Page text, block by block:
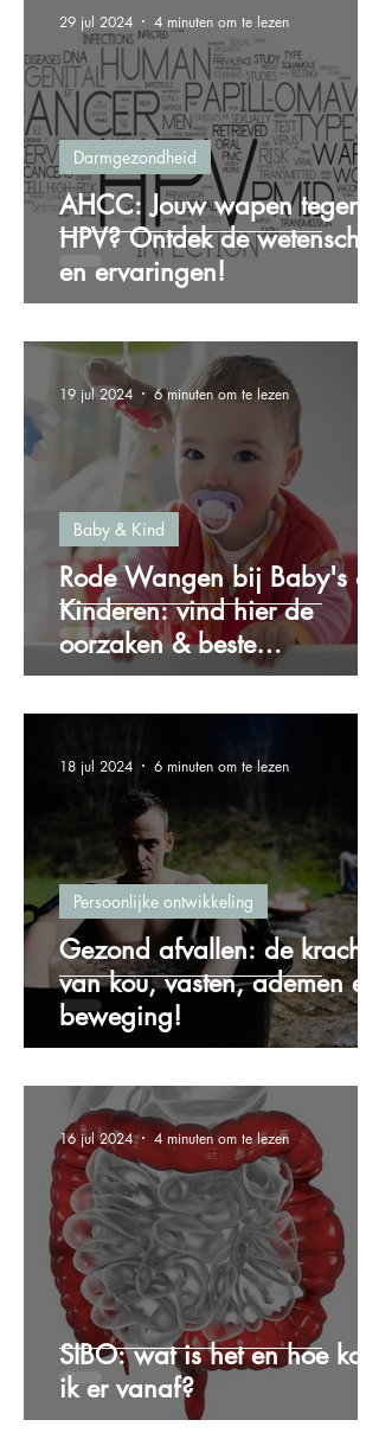
AHCC: Jouw wapen tegen
HPV? Ontdek de wetenschap
en ervaringen!
Darmgezondheid
29 jul 2024 4 minuten om te lezen
Rode Wangen bij Baby's &
Kinderen: vind hier de
oorzaken & beste
oplossingen!
Baby & Kind
19 jul 2024 6 minuten om te lezen
Gezond afvallen: de kracht
van kou, vasten, ademen en
beweging!
Persoonlijke ontwikkeling
18 jul 2024 6 minuten om te lezen
SIBO: wat is het en hoe kom
ik er vanaf?
16 jul 2024 4 minuten om te lezen